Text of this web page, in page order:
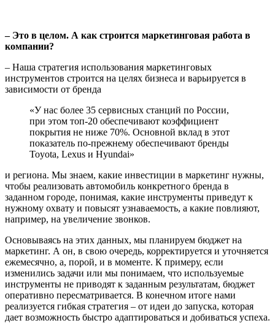
– Это в целом. А как строится маркетинговая работа в
компании?
– Наша стратегия использования маркетинговых
инструментов строится на целях бизнеса и варьируется в
зависимости от бренда
«У нас более 35 сервисных станций по России,
при этом топ-20 обеспечивают коэффициент
покрытия не ниже 70%. Основной вклад в этот
показатель по-прежнему обеспечивают бренды
Toyota, Lexus и Hyundai»
и региона. Мы знаем, какие инвестиции в маркетинг нужны,
чтобы реализовать автомобиль конкретного бренда в
заданном городе, понимая, какие инструменты приведут к
нужному охвату и повысят узнаваемость, а какие повлияют,
например, на увеличение звонков.
Основываясь на этих данных, мы планируем бюджет на
маркетинг. А он, в свою очередь, корректируется и уточняется
ежемесячно, а, порой, и в моменте. К примеру, если
изменились задачи или мы понимаем, что используемые
инструменты не приводят к заданным результатам, бюджет
оперативно пересматривается. В конечном итоге нами
реализуется гибкая стратегия – от идеи до запуска, которая
дает возможность быстро адаптироваться и добиваться успеха.